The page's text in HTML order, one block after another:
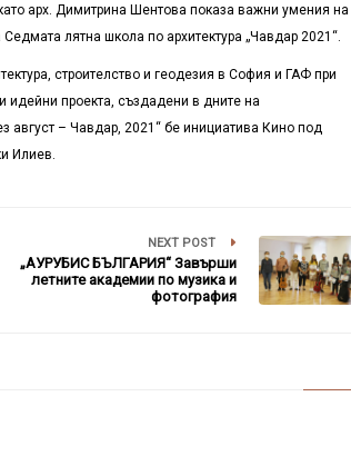
арх. Димитрина Шентова показа важни умения на
лятна школа по архитектура „Чавдар 2021“.
строителство и геодезия в София и ГАФ при
идейни проекта, създадени в дните на
август – Чавдар, 2021“ бе инициатива Кино под
Илиев.
NEXT POST
„АУРУБИС БЪЛГАРИЯ“ Завърши
летните академии по музика и
фотография